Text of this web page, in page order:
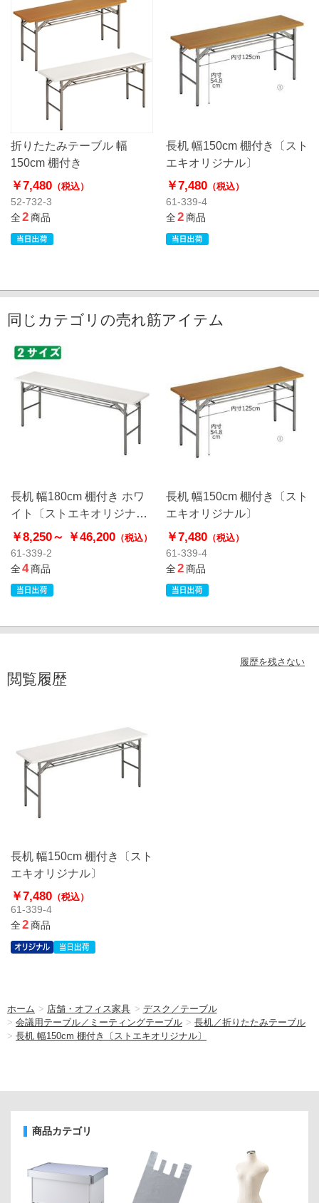
折りたたみテーブル 幅
150cm 棚付き
￥7,480 （税込）
52-732-3
全2商品
長机 幅150cm 棚付き〔スト
エキオリジナル〕
￥7,480（税込）
61-339-4
全2商品
同じカテゴリの売れ筋アイテム
長机 幅180cm 棚付き ホワ
イト〔ストエキオリジナ
ル〕
￥8,250～ ￥46,200 （税込）
61-339-2
全4商品
長机 幅150cm 棚付き〔スト
エキオリジナル〕
￥7,480（税込）
61-339-4
全2商品
履歴を残さない
閲覧履歴
長机 幅150cm 棚付き〔スト
エキオリジナル〕
￥7,480 （税込）
61-339-4
全2商品
ホーム > 店舗・オフィス家具 > デスク／テーブル
> 会議用テーブル／ミーティングテーブル >長机／折りたたみテーブル
> 長机 幅150cm 棚付き〔ストエキオリジナル〕
商品カテゴリ